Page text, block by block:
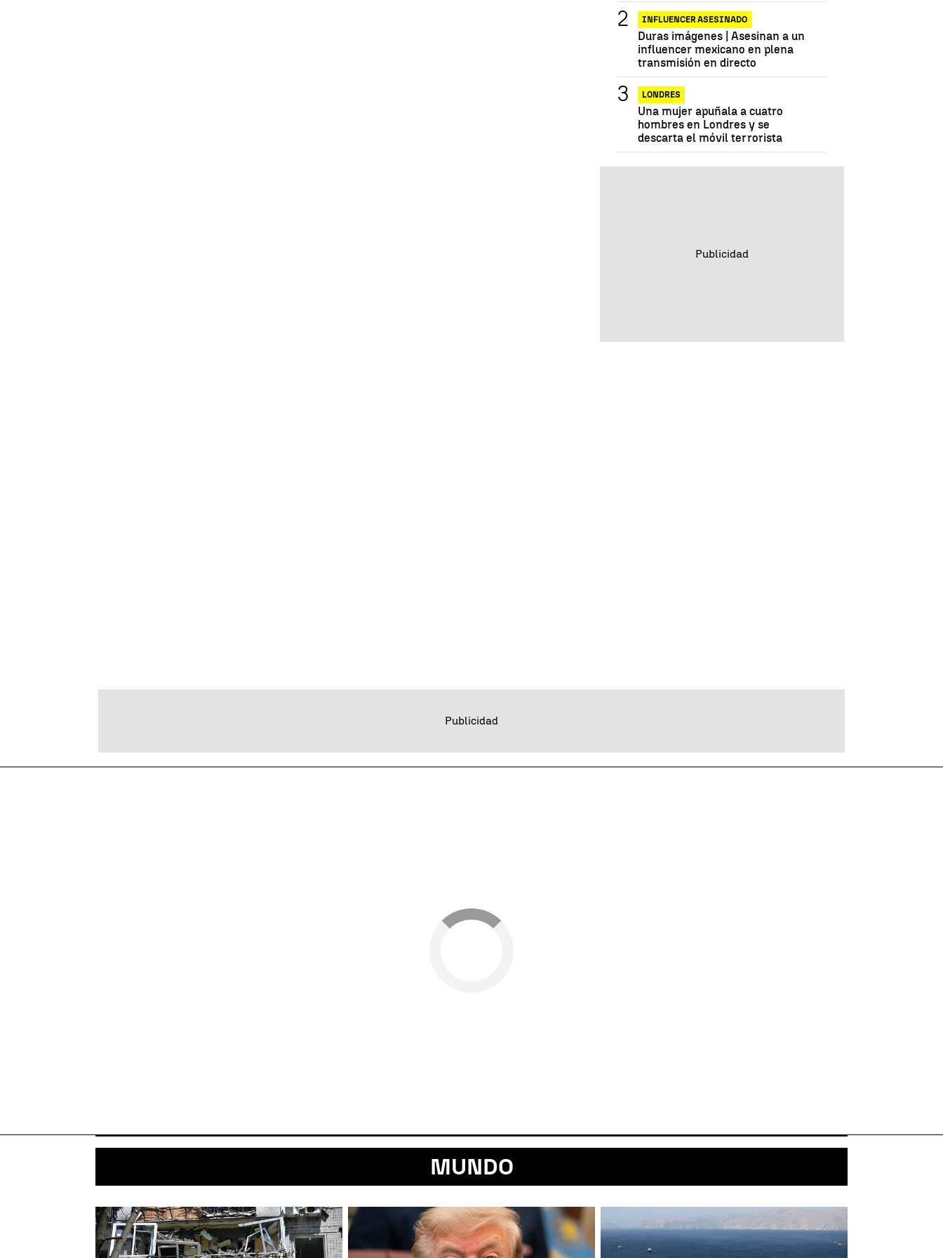
INFLUENCER ASESINADO
Duras imágenes | Asesinan a un
influencer mexicano en plena
transmisión en directo
LONDRES
Una mujer apuñala a cuatro
hombres en Londres y se
descarta el móvil terrorista
MUNDO